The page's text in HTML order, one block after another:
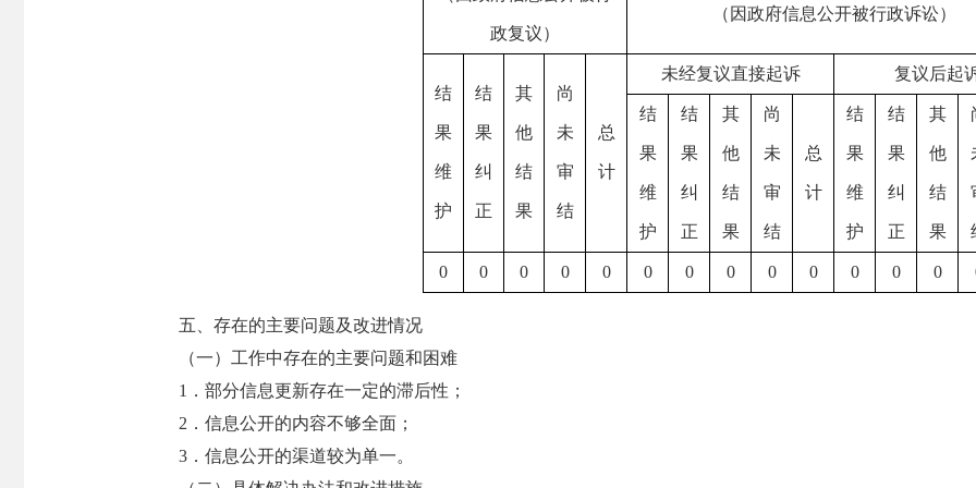
政复议）
（因政府信息公开被行政诉讼）
结
果
维
护
结
果
纠
正
其
他
结
果
尚
未
审
结
总
计
未经复议直接起诉 复议后起
结
果
维
护
结
果
纠
正
其
他
结
果
尚
未
审
结
总
计
结
果
维
护
结
果
纠
正
其
他
结
果
0 0 0 0 0 0 0 0 0 0 0 0 0
五、存在的主要问题及改进情况
（一）工作中存在的主要问题和困难
1．部分信息更新存在一定的滞后性；
2．信息公开的内容不够全面；
3．信息公开的渠道较为单一。